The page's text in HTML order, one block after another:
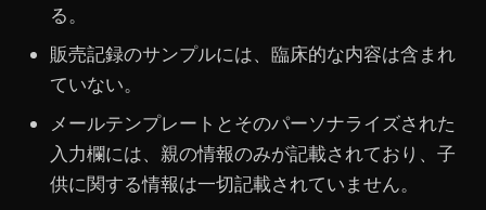
る。
販売記録のサンプルには、臨床的な内容は含まれ
ていない。
メールテンプレートとそのパーソナライズされた
入力欄には、親の情報のみが記載されており、子
供に関する情報は一切記載されていません。